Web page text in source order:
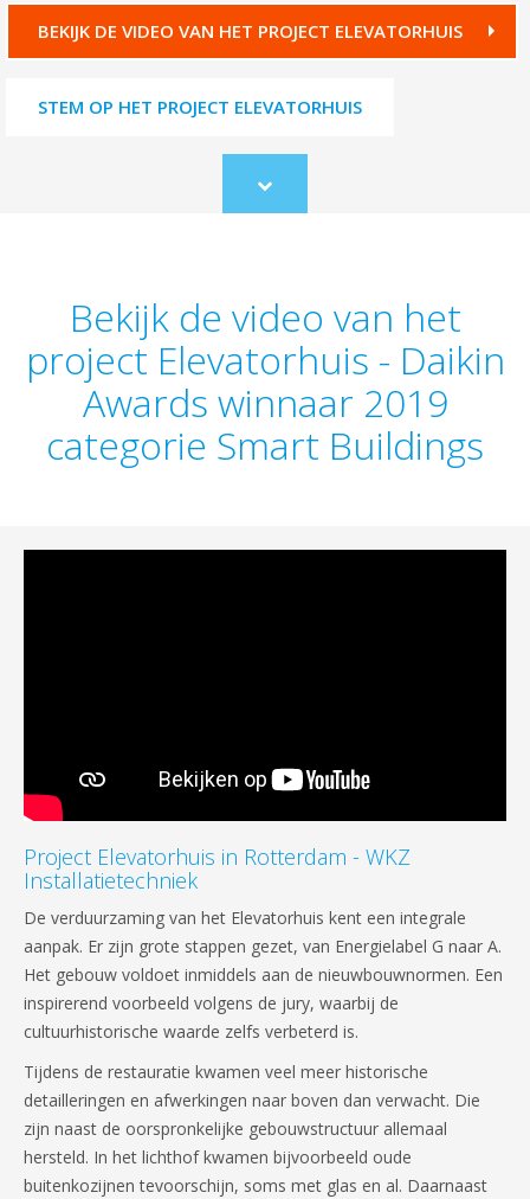
BEKIJK DE VIDEO VAN HET PROJECT ELEVATORHUIS
STEM OP HET PROJECT ELEVATORHUIS
Scroll
to
Bekijk de video van het
project Elevatorhuis - Daikin
Awards winnaar 2019
categorie Smart Buildings
Project Elevatorhuis in Rotterdam - WKZ
Installatietechniek
De verduurzaming van het Elevatorhuis kent een integrale
aanpak. Er zijn grote stappen gezet, van Energielabel G naar A.
Het gebouw voldoet inmiddels aan de nieuwbouwnormen. Een
inspirerend voorbeeld volgens de jury, waarbij de
cultuurhistorische waarde zelfs verbeterd is.
Tijdens de restauratie kwamen veel meer historische
detailleringen en afwerkingen naar boven dan verwacht. Die
zijn naast de oorspronkelijke gebouwstructuur allemaal
hersteld. In het lichthof kwamen bijvoorbeeld oude
buitenkozijnen tevoorschijn, soms met glas en al. Daarnaast